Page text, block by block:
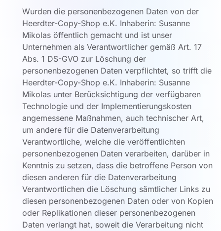
Wurden die personenbezogenen Daten von der
Heerdter-Copy-Shop e.K. Inhaberin: Susanne
Mikolas öffentlich gemacht und ist unser
Unternehmen als Verantwortlicher gemäß Art. 17
Abs. 1 DS-GVO zur Löschung der
personenbezogenen Daten verpflichtet, so trifft die
Heerdter-Copy-Shop e.K. Inhaberin: Susanne
Mikolas unter Berücksichtigung der verfügbaren
Technologie und der Implementierungskosten
angemessene Maßnahmen, auch technischer Art,
um andere für die Datenverarbeitung
Verantwortliche, welche die veröffentlichten
personenbezogenen Daten verarbeiten, darüber in
Kenntnis zu setzen, dass die betroffene Person von
diesen anderen für die Datenverarbeitung
Verantwortlichen die Löschung sämtlicher Links zu
diesen personenbezogenen Daten oder von Kopien
oder Replikationen dieser personenbezogenen
Daten verlangt hat, soweit die Verarbeitung nicht